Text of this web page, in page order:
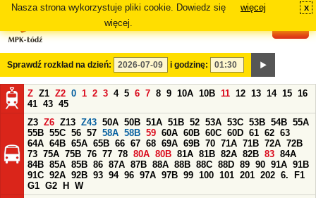
Nasza strona wykorzystuje pliki cookie. Dowiedz się
więcej.
więcej x
Sprawdź rozkład na dzień: i godzinę:
Z Z1 Z2 0 1 2 3 4 5 6 7 8 9 10A 10B 11 12 13 14 15 16
41 43 45
Z3 Z6 Z13 Z43 50A 50B 51A 51B 52 53A 53C 53B 54B 55A
55B 55C 56 57 58A 58B 59 60A 60B 60C 60D 61 62 63
64A 64B 65A 65B 66 67 68 69A 69B 70 71A 71B 72A 72B
73 75A 75B 76 77 78 80A 80B 81A 81B 82A 82B 83 84A
84B 85A 85B 86 87A 87B 88A 88B 88C 88D 89 90 91A 91B
91C 92A 92B 93 94 96 97A 97B 99 100 101 201 202 6.
F1
G1 G2 H
W